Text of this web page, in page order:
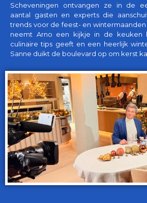
Scheveningen ontvangen ze in de
aantal gasten en experts die
trends voor de feest- en
neemt Arno een kijkje in de keuken
culinaire tips geeft en een heerlijk
Sanne duikt de boulevard op om kerst